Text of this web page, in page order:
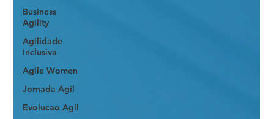
Business
Agility
Agilidade
Inclusiva
Agile Women
Jornada Agil
Evolucao Agil